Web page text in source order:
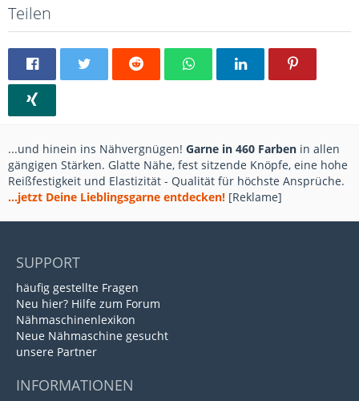
Teilen
...und hinein ins Nähvergnügen! Garne in 460 Farben in allen
gängigen Stärken. Glatte Nähe, fest sitzende Knöpfe, eine hohe
Reißfestigkeit und Elastizität - Qualität für höchste Ansprüche.
...jetzt Deine Lieblingsgarne entdecken! [Reklame]
SUPPORT
häufig gestellte Fragen
Neu hier? Hilfe zum Forum
Nähmaschinenlexikon
Neue Nähmaschine gesucht
unsere Partner
INFORMATIONEN